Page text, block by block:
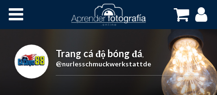
Cursos OnLine
Trang cá độ bóng đá,
@nurlesschmuckwerkstattde